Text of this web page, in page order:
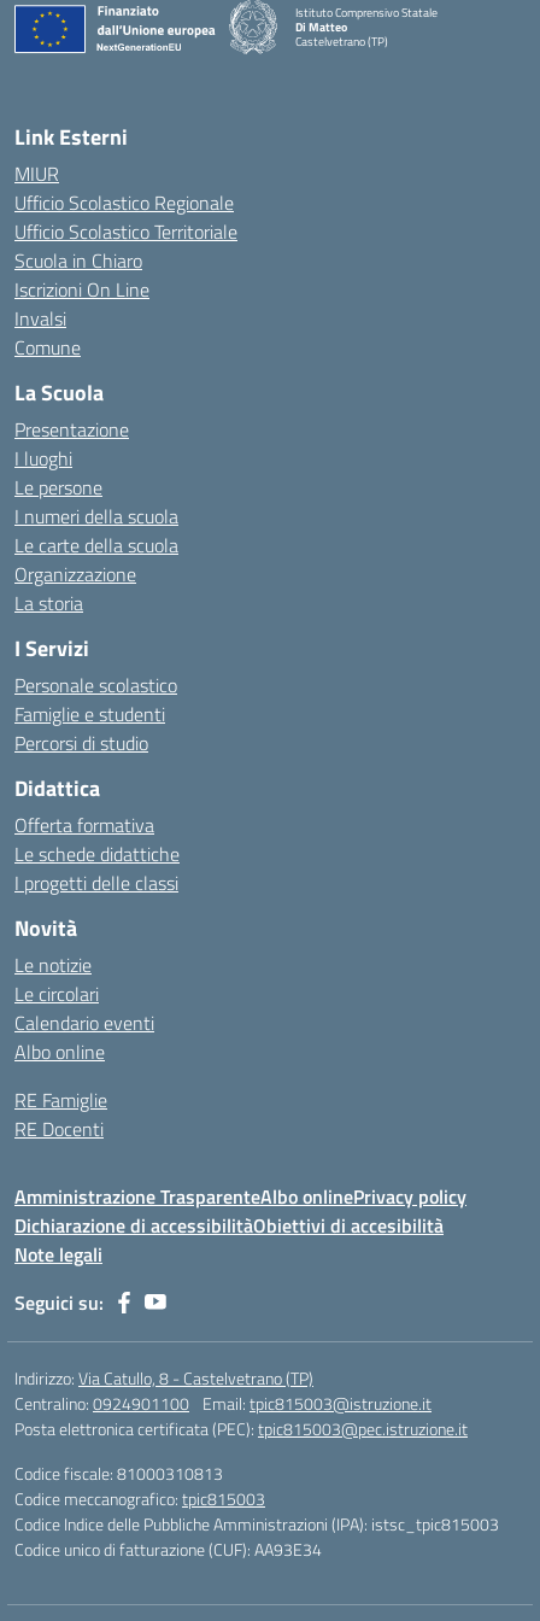
Istituto Comprensivo Statale
Di Matteo
Castelvetrano (TP)
Link Esterni
MIUR
Ufficio Scolastico Regionale
Ufficio Scolastico Territoriale
Scuola in Chiaro
Iscrizioni On Line
Invalsi
Comune
La Scuola
Presentazione
I luoghi
Le persone
I numeri della scuola
Le carte della scuola
Organizzazione
La storia
I Servizi
Personale scolastico
Famiglie e studenti
Percorsi di studio
Didattica
Offerta formativa
Le schede didattiche
I progetti delle classi
Novità
Le notizie
Le circolari
Calendario eventi
Albo online
RE Famiglie
RE Docenti
Amministrazione TrasparenteAlbo onlinePrivacy policy
Dichiarazione di accessibilitàObiettivi di accesibilità
Note legali
Seguici su:
Indirizzo:Via Catullo, 8 - Castelvetrano (TP)
Centralino:0924901100 Email:tpic815003@istruzione.it
Posta elettronica certificata (PEC):tpic815003@pec.istruzione.it
Codice fiscale: 81000310813
Codice meccanografico:tpic815003
Codice Indice delle Pubbliche Amministrazioni (IPA): istsc_tpic815003
Codice unico di fatturazione (CUF): AA93E34